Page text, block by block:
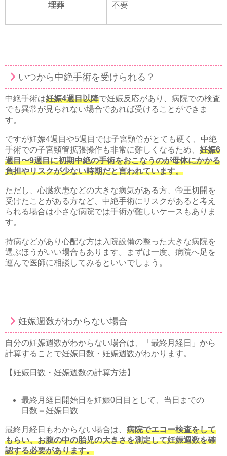
埋葬 不要
いつから中絶手術を受けられる？
中絶手術は妊娠4週目以降で妊娠反応があり、病院での検査
でも異常が見られない場合であれば受けることができま
す。
ですが妊娠4週目や5週目では子宮頸管がとても硬く、中絶
手術での子宮頸管拡張操作も非常に難しくなるため、 妊娠6
週目〜9週目に初期中絶の手術をおこなうのが母体にかかる
負担やリスクが少ない時期だと言われています。
ただし、心臓疾患などの大きな病気がある方、帝王切開を
受けたことがある方など、中絶手術にリスクがあると考え
られる場合は小さな病院では手術が難しいケースもありま
す。
持病などがあり心配な方は入院設備の整った大きな病院を
選ぶほうがいい場合もあります。まずは一度、病院へ足を
運んで医師に相談してみるといいでしょう。
妊娠週数がわからない場合
自分の妊娠週数がわからない場合は、「最終月経日」から
計算することで妊娠日数・妊娠週数がわかります。
【妊娠日数・妊娠週数の計算方法】
最終月経日開始日を妊娠0日目として、当日までの
日数＝妊娠日数
最終月経日もわからない場合は、 病院でエコー検査をして
もらい、お腹の中の胎児の大きさを測定して妊娠週数を確
認する必要があります。